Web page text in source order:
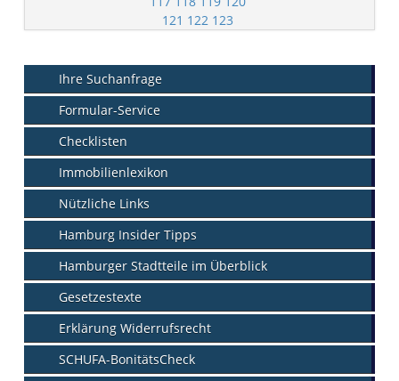
121 122 123
Ihre Suchanfrage
Formular-Service
Checklisten
Immobilienlexikon
Nützliche Links
Hamburg Insider Tipps
Hamburger Stadtteile im Überblick
Gesetzestexte
Erklärung Widerrufsrecht
SCHUFA-BonitätsCheck